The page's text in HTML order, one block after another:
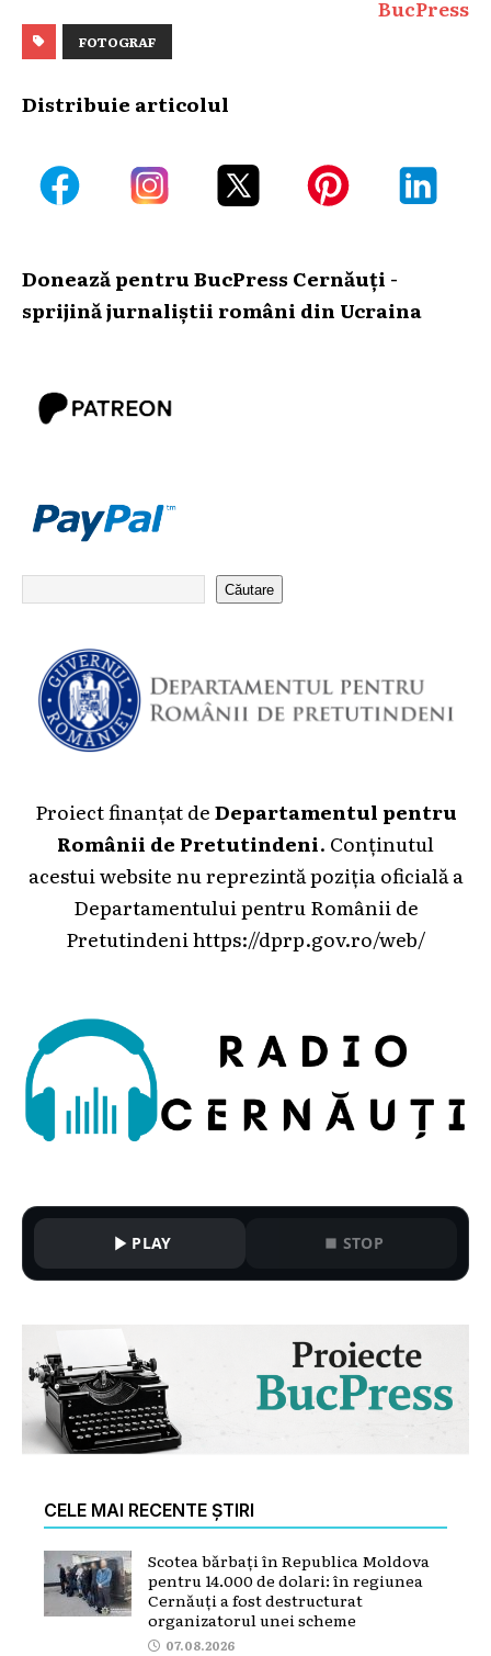
BucPress
FOTOGRAF
Distribuie articolul
Donează pentru BucPress Cernăuți -
sprijină jurnaliștii români din Ucraina
Căutare
Proiect finanțat deDepartamentul pentru
Românii de Pretutindeni. Conținutul
acestui website nu reprezintă poziția oficială a
Departamentului pentru Românii de
Pretutindenihttps://dprp.gov.ro/web/
PLAY STOP
CELE MAI RECENTE ȘTIRI
Scotea bărbați în Republica Moldova
pentru 14.000 de dolari: în regiunea
Cernăuți a fost destructurat
organizatorul unei scheme
07.08.2026